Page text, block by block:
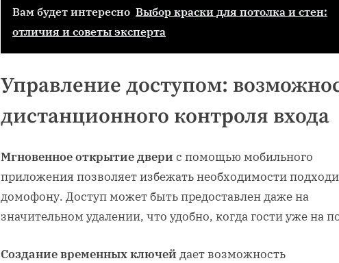
Вам будет интересно Выбор краски для потолка и стен:
отличия и советы эксперта
Управление доступом:
дистанционного контроля входа
Мгновенное открытие двери с помощью мобильного
приложения позволяет избежать необходимости
домофону. Доступ может быть предоставлен даже на
значительном удалении, что удобно, когда гости уже на
Создание временных ключей дает возможность